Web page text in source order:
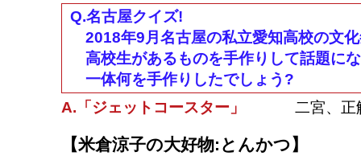
Q.名古屋クイズ!
2018年9月名古屋の私立愛知高校の文
高校生があるものを手作りして話題に
一体何を手作りしたでしょう?
A.「ジェットコースター」
二宮、正解!
【米倉涼子の大好物:とんかつ】